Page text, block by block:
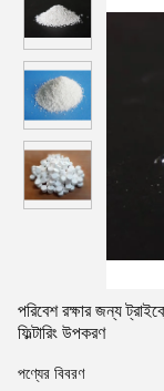
পরিবেশ রক্ষার জন্য
ফিল্টারিং উপকরণ
পণ্যের বিবরণ